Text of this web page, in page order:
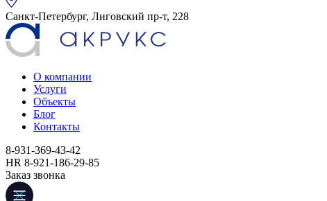
Санкт-Петербург, Лиговский пр-т, 228
О компании
Услуги
Объекты
Блог
Контакты
8-931-369-43-42
HR 8-921-186-29-85
Заказ звонка